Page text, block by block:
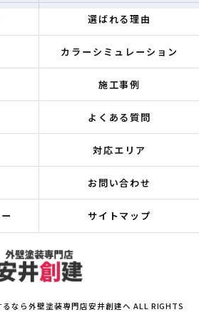
選ばれる理由
カラーシミュレーション
施工事例
よくある質問
対応エリア
お問い合わせ
サイトマップ
なら外壁塗装専門店安井創建へ ALL RIGHTS